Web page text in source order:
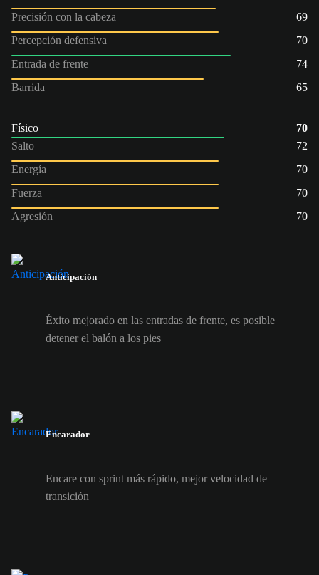
Precisión con la cabeza
69
Percepción defensiva
70
Entrada de frente
74
Barrida
65
Físico
70
Salto
72
Energía
70
Fuerza
70
Agresión
70
Anticipación
Éxito mejorado en las entradas de frente, es posible
detener el balón a los pies
Encarador
Encare con sprint más rápido, mejor velocidad de
transición